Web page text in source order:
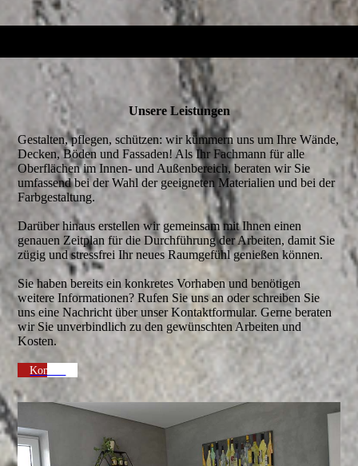
Unsere Leistungen
Gestalten, pflegen, schützen: wir kümmern uns um Ihre Wände,
Decken, Böden und Fassaden! Als Ihr Fachmann für alle
Oberflächen im Innen- und Außenbereich, beraten wir Sie
umfassend bei der Wahl der geeigneten Materialien und bei der
Farbgestaltung.
Darüber hinaus erstellen wir gemeinsam mit Ihnen einen
genauen Zeitplan für die Durchführung der Arbeiten, damit Sie
zügig und stressfrei Ihr neues Raumgefühl genießen können.
Sie haben bereits ein konkretes Vorhaben und benötigen
weitere Informationen? Rufen Sie uns an oder schreiben Sie
uns eine Nachricht über unser Kontaktformular. Gerne beraten
wir Sie unverbindlich zu den gewünschten Arbeiten und
Kosten.
Kontakt